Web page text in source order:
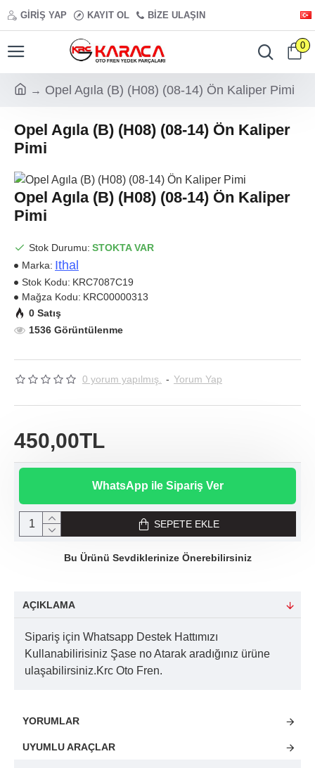
GIRIŞ YAP KAYIT OL BIZE ULAŞIN
0
Opel Agıla (B) (H08) (08-14) Ön Kaliper Pimi
Opel Agıla (B) (H08) (08-14) Ön Kaliper
Pimi
Opel Agıla (B) (H08) (08-14) Ön Kaliper
Pimi
Stok Durumu: STOKTA VAR
Marka: Ithal
Stok Kodu: KRC7087C19
Mağza Kodu: KRC00000313
0 Satış
1536 Görüntülenme
0 yorum yapılmış. - Yorum Yap
450,00TL
WhatsApp ile Sipariş Ver
SEPETE EKLE
Bu Ürünü Sevdiklerinize Önerebilirsiniz
AÇIKLAMA
Sipariş için Whatsapp Destek Hattımızı
Kullanabilirisiniz Şase no Atarak aradığınız ürüne
ulaşabilirsiniz.Krc Oto Fren.
YORUMLAR
UYUMLU ARAÇLAR